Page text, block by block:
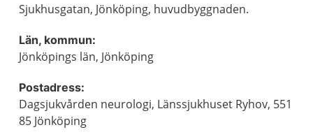
Sjukhusgatan, Jönköping, huvudbyggnaden.
Län, kommun:
Jönköpings län, Jönköping
Postadress:
Dagsjukvården neurologi, Länssjukhuset Ryhov, 551
85 Jönköping